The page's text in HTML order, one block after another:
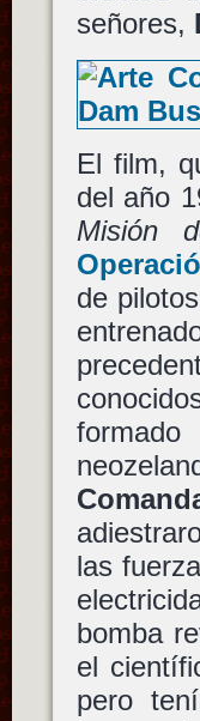
señores,
El film,
del año
Misión
de
las
bomba
el
pero